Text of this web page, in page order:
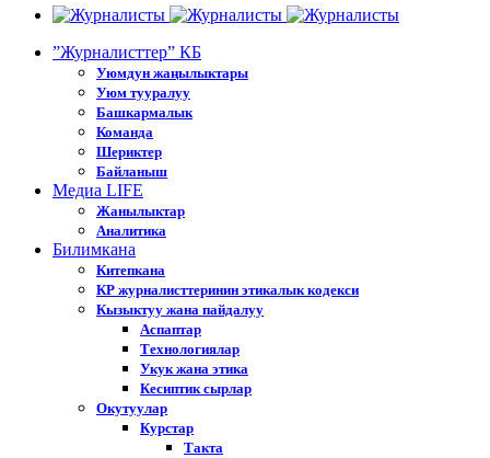
”Журналисттер” КБ
Уюмдун жаңылыктары
Уюм тууралуу
Башкармалык
Команда
Шериктер
Байланыш
Медиа LIFE
Жанылыктар
Аналитика
Билимкана
Китепкана
КР журналисттеринин этикалык кодекси
Кызыктуу жана пайдалуу
Аспаптар
Технологиялар
Укук жана этика
Кесиптик сырлар
Окутуулар
Курстар
Такта